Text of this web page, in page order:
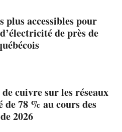
plus accessibles pour
de près de
cuivre sur les réseaux
de 78 % au cours des
2026